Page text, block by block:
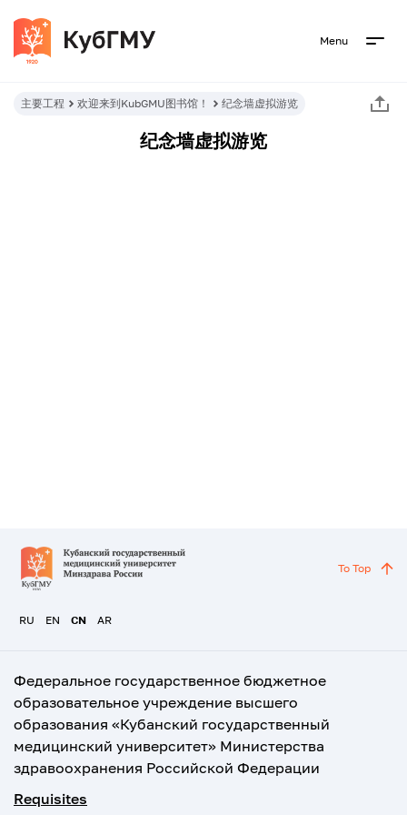
Menu
主要工程 欢迎来到KubGMU图书馆！ 纪念墙虚拟游览
纪念墙虚拟游览
RU EN CN AR
To Top
Федеральное государственное бюджетное
образовательное учреждение высшего
образования «Кубанский государственный
медицинский университет» Министерства
здравоохранения Российской Федерации
Requisites